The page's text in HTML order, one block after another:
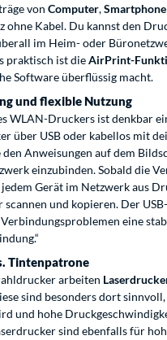
von Computer,Smartphone
ohne Kabel. Du kannst den
im Heim- oder
praktisch ist dieAirPrint-
Software überflüssig macht.
und flexible Nutzung
WLAN-Druckers ist denkbar
über USB oder kabellos mit
Anweisungen auf dem
einzubinden. Sobald die
Gerät im Netzwerk aus
scannen und kopieren. Der
eine
Tintenpatrone
arbeiten
sind besonders dort
und hohe
sind ebenfalls für